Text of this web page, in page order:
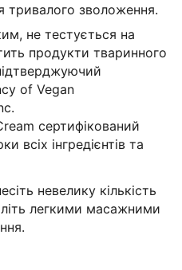
тривалого зволоження.
не тестується на
продукти тваринного
of Vegan
сертифікований
всіх інгредієнтів та
невелику кількість
легкими масажними